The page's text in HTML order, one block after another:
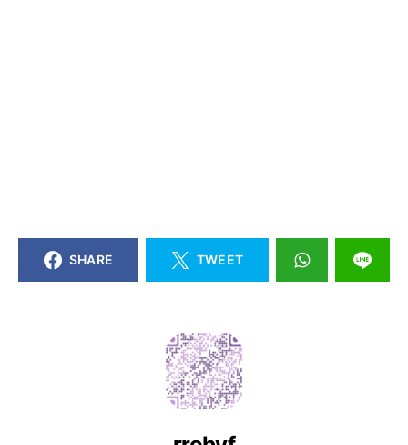
SHARE TWEET